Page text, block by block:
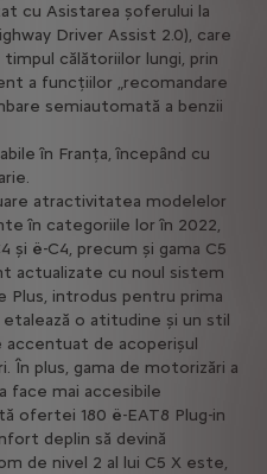
cu Asistarea șoferului la
Driver Assist 2.0), care
călătoriilor lungi, prin
a funcțiilor „recomandare
semiautomată a benzii
în Franța, începând cu
atractivitatea modelelor
în categoriile lor în 2022,
și ë-C4, precum și gama C5
actualizate cu noul sistem
introdus pentru prima
o atitudine și un stil
de acoperișul
În plus, gama de motorizări a
face mai accesibile
ofertei 180 ë-EAT8 Plug-in
deplin să devină
de nivel 2 al lui C5 X este,